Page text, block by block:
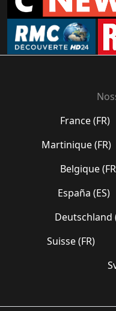
France (FR)
Martinique (FR)
Belgique
España (ES)
Deutschland
Suisse (FR)